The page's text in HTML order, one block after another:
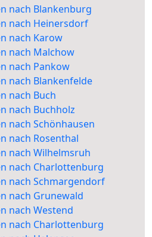
nach Blankenburg
nach Heinersdorf
nach Karow
nach Malchow
nach Pankow
nach Blankenfelde
nach Buch
nach Buchholz
nach Schönhausen
nach Rosenthal
nach Wilhelmsruh
nach Charlottenburg
nach Schmargendorf
nach Grunewald
nach Westend
nach Charlottenburg